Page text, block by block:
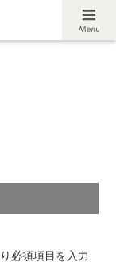
必須項目を入力